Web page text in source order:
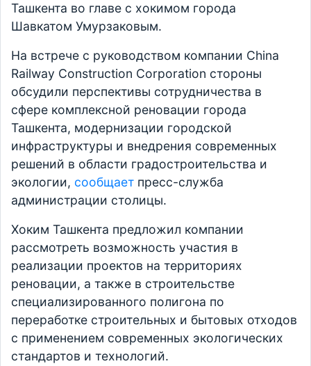
Ташкента во главе с хокимом города
Шавкатом Умурзаковым.
На встрече с руководством компании China
Railway Construction Corporation стороны
обсудили перспективы сотрудничества в
сфере комплексной реновации города
Ташкента, модернизации городской
инфраструктуры и внедрения современных
решений в области градостроительства и
экологии, сообщает пресс-служба
администрации столицы.
Хоким Ташкента предложил компании
рассмотреть возможность участия в
реализации проектов на территориях
реновации, а также в строительстве
специализированного полигона по
переработке строительных и бытовых отходов
с применением современных экологических
стандартов и технологий.